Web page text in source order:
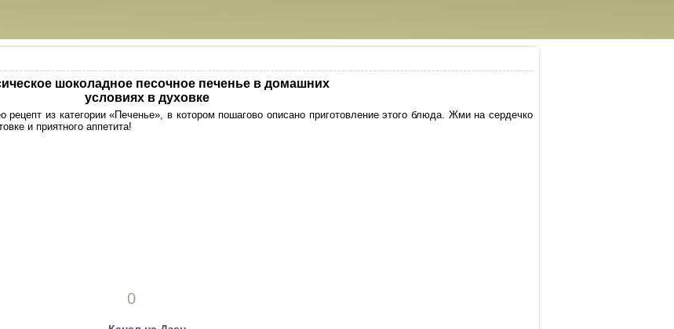
шоколадное песочное печенье в домашних
условиях в духовке
рецепт из категории «Печенье», в котором пошагово описано приготовление этого блюда. Жми на сердечко
и приятного аппетита!
0